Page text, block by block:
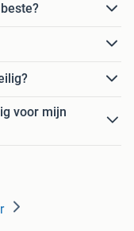
voor mijn